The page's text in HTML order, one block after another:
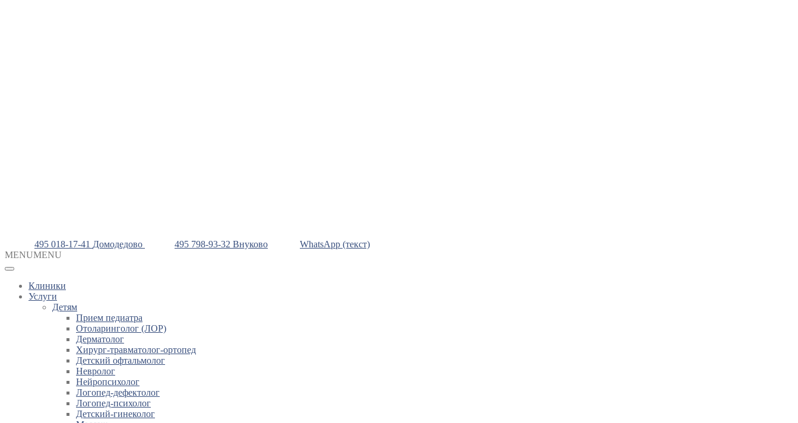
495 018-17-41 Домодедово 495 798-93-32 Внуково
WhatsApp (текст)
MENUMENU
Клиники
Услуги
Детям
Прием педиатра
Отоларинголог (ЛОР)
Дерматолог
Хирург-травматолог-ортопед
Детский офтальмолог
Невролог
Нейропсихолог
Логопед-дефектолог
Логопед-психолог
Детский-гинеколог